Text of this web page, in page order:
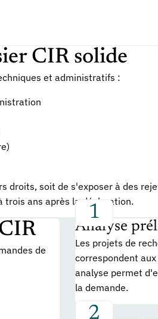
CIR solide
et administratifs :
droits, soit de s'exposer à des
ans après la déclaration.
de
Analyse
Les projets de
correspondent
analyse permet
la demande.